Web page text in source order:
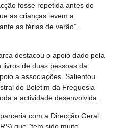
fosse repetida antes do
as crianças levem a
as férias de verão”,
destacou o apoio dado pela
de duas pessoas da
a associações. Salientou
do Boletim da Freguesia
a actividade desenvolvida.
com a Direcção Geral
que “tem sido muito